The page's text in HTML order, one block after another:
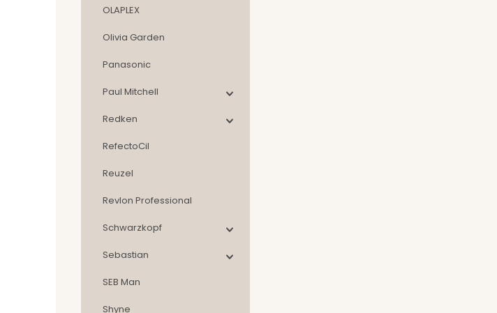
OLAPLEX
Olivia Garden
Panasonic
Paul Mitchell
Redken
RefectoCil
Reuzel
Revlon Professional
Schwarzkopf
Sebastian
SEB Man
Shyne